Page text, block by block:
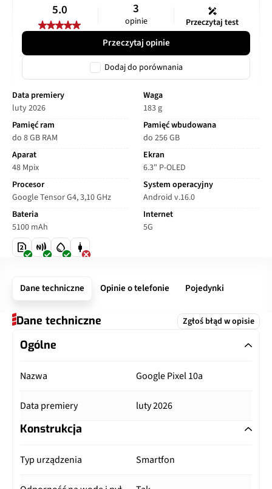
5.0 3
opinie Przeczytaj test
Przeczytaj opinie
Dodaj do porównania
Data premiery
luty 2026
Pamięć ram
do 8 GB RAM
Aparat
48 Mpix
Procesor
Google Tensor G4, 3,10 GHz
Bateria
5100 mAh
Waga
183 g
Pamięć wbudowana
do 256 GB
Ekran
6.3" P-OLED
System operacyjny
Android v.16.0
Internet
5G
Dane techniczne Opinie o telefonie Pojedynki
Dane techniczne Zgłoś błąd w opisie
Ogólne
Nazwa Google Pixel 10a
Data premiery luty 2026
Konstrukcja
Typ urządzenia Smartfon